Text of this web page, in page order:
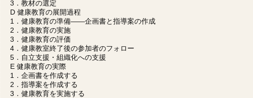
3．教材の選定
D 健康教育の展開過程
1．健康教育の準備――企画書と指導案の作成
2．健康教育の実施
3．健康教育の評価
4．健康教室終了後の参加者のフォロー
5．自立支援・組織化への支援
E 健康教育の実際
1．企画書を作成する
2．指導案を作成する
3．健康教育を実施する